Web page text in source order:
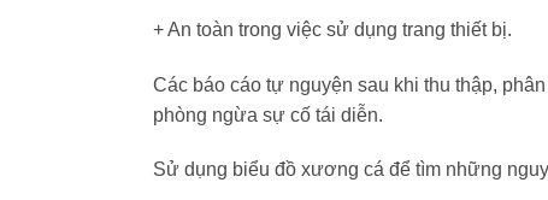
+ An toàn trong việc sử dụng trang thiết bị.
Các báo cáo tự nguyện sau khi thu thập,
phòng ngừa sự cố tái diễn.
Sử dụng biểu đồ xương cá để tìm những